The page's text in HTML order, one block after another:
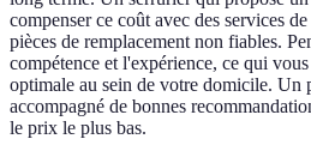
compenser ce coût avec des services
pièces de remplacement non fiables.
compétence et l'expérience, ce qui
optimale au sein de votre domicile. Un
accompagné de bonnes
le prix le plus bas.